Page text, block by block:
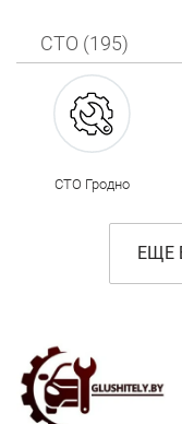
СТО Гродно
ЕЩЕ